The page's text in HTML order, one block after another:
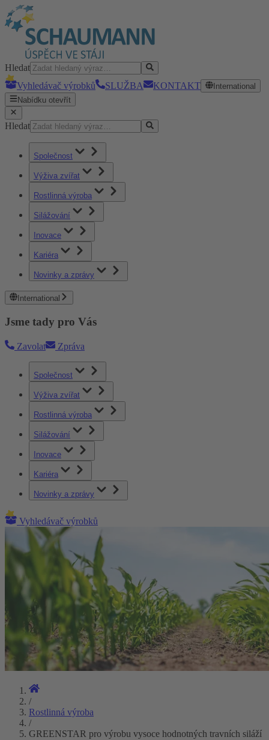
Hledat
Vyhledávač výrobků
SLUŽBA KONTAKT
International
Nabídku otevřít
Hledat
Společnost
Výživa zvířat
Rostlinná výroba
Silážování
Inovace
Kariéra
Novinky a zprávy
International
Jsme tady pro Vás
Zavolat Zpráva
Společnost
Výživa zvířat
Rostlinná výroba
Silážování
Inovace
Kariéra
Novinky a zprávy
Vyhledávač výrobků
/
Rostlinná výroba
/
GREENSTAR pro výrobu vysoce hodnotných travních siláží